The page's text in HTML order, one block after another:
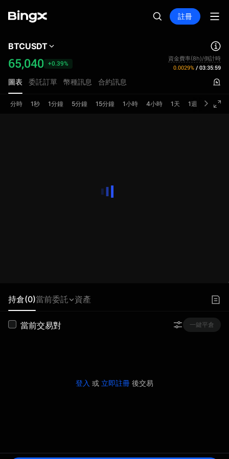
註冊
BTCUSDT
65,040 +0.39%
資金費率(8h)/倒計時
0.0029% / 03:35:59
圖表 委託訂單 幣種訊息 合約訊息
分時 1秒 1分鐘 5分鐘 15分鐘 1小時 4小時 1天 1週
持倉(0)當前委託 資產
當前交易對 一鍵平倉
登入 或 立即註冊 後交易